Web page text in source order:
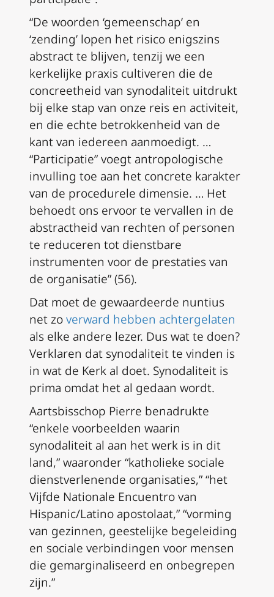
“De woorden ‘gemeenschap’ en
‘zending’ lopen het risico enigszins
abstract te blijven, tenzij we een
kerkelijke praxis cultiveren die de
concreetheid van synodaliteit uitdrukt
bij elke stap van onze reis en activiteit,
en die echte betrokkenheid van de
kant van iedereen aanmoedigt. …
“Participatie” voegt antropologische
invulling toe aan het concrete karakter
van de procedurele dimensie. … Het
behoedt ons ervoor te vervallen in de
abstractheid van rechten of personen
te reduceren tot dienstbare
instrumenten voor de prestaties van
de organisatie” (56).
Dat moet de gewaardeerde nuntius
net zoverward hebben achtergelaten
als elke andere lezer. Dus wat te doen?
Verklaren dat synodaliteit te vinden is
in wat de Kerk al doet. Synodaliteit is
prima omdat het al gedaan wordt.
Aartsbisschop Pierre benadrukte
“enkele voorbeelden waarin
synodaliteit al aan het werk is in dit
land,” waaronder “katholieke sociale
dienstverlenende organisaties,” “het
Vijfde Nationale Encuentro van
Hispanic/Latino apostolaat,” “vorming
van gezinnen, geestelijke begeleiding
en sociale verbindingen voor mensen
die gemarginaliseerd en onbegrepen
zijn.”